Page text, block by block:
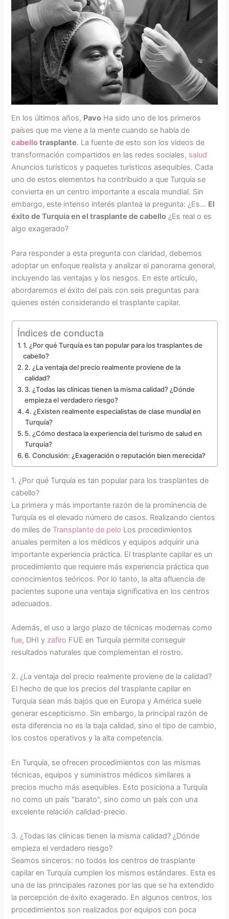
En los últimos años, Pavo Ha sido uno de los primeros
países que me viene a la mente cuando se habla de
cabellotrasplante. La fuente de esto son los videos de
transformación compartidos en las redes sociales, salud
Anuncios turísticos y paquetes turísticos asequibles. Cada
uno de estos elementos ha contribuido a que Turquía se
convierta en un centro importante a escala mundial. Sin
embargo, este intenso interés plantea la pregunta: ¿Es... El
éxito de Turquía en el trasplante de cabello ¿Es real o es
algo exagerado?
Para responder a esta pregunta con claridad, debemos
adoptar un enfoque realista y analizar el panorama general,
incluyendo las ventajas y los riesgos. En este artículo,
abordaremos el éxito del país con seis preguntas para
quienes estén considerando el trasplante capilar.
Índices de conducta
1. ¿Por qué Turquía es tan popular para los trasplantes de
cabello?
2. ¿La ventaja del precio realmente proviene de la
calidad?
3. ¿Todas las clínicas tienen la misma calidad? ¿Dónde
empieza el verdadero riesgo?
4. ¿Existen realmente especialistas de clase mundial en
Turquía?
5. ¿Cómo destaca la experiencia del turismo de salud en
Turquía?
6. Conclusión: ¿Exageración o reputación bien merecida?
1. ¿Por qué Turquía es tan popular para los trasplantes de
cabello?
La primera y más importante razón de la prominencia de
Turquía es el elevado número de casos. Realizando cientos
de miles deTransplante de pelo Los procedimientos
anuales permiten a los médicos y equipos adquirir una
importante experiencia práctica. El trasplante capilar es un
procedimiento que requiere más experiencia práctica que
conocimientos teóricos. Por lo tanto, la alta afluencia de
pacientes supone una ventaja significativa en los centros
adecuados.
Además, el uso a largo plazo de técnicas modernas como
fue, DHI y zafiro FUE en Turquía permite conseguir
resultados naturales que complementan el rostro.
2. ¿La ventaja del precio realmente proviene de la calidad?
El hecho de que los precios del trasplante capilar en
Turquía sean más bajos que en Europa y América suele
generar escepticismo. Sin embargo, la principal razón de
esta diferencia no es la baja calidad, sino el tipo de cambio,
los costos operativos y la alta competencia.
En Turquía, se ofrecen procedimientos con las mismas
técnicas, equipos y suministros médicos similares a
precios mucho más asequibles. Esto posiciona a Turquía
no como un país "barato", sino como un país con una
excelente relación calidad-precio.
3. ¿Todas las clínicas tienen la misma calidad? ¿Dónde
empieza el verdadero riesgo?
Seamos sinceros: no todos los centros de trasplante
capilar en Turquía cumplen los mismos estándares. Esta es
una de las principales razones por las que se ha extendido
la percepción de éxito exagerado. En algunos centros, los
procedimientos son realizados por equipos con poca